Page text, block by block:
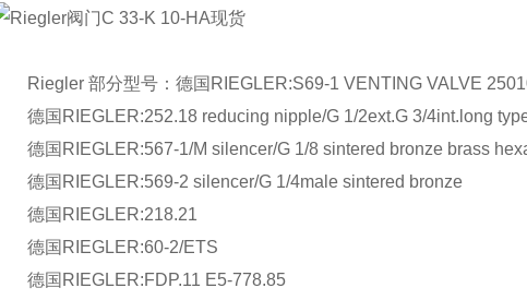
Riegler 部分型号：德国RIEGLER:S69-1 VENTING VALVE
德国RIEGLER:252.18 reducing nipple/G 1/2ext.G 3/4int.long
德国RIEGLER:567-1/M silencer/G 1/8 sintered bronze brass
德国RIEGLER:569-2 silencer/G 1/4male sintered bronze
德国RIEGLER:218.21
德国RIEGLER:60-2/ETS
德国RIEGLER:FDP.11 E5-778.85